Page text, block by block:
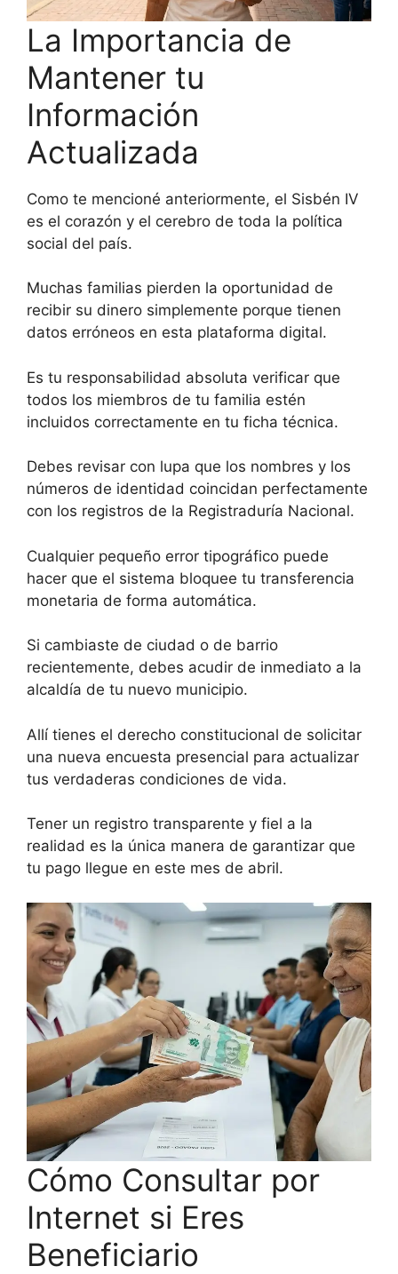
La Importancia de
Mantener tu
Información
Actualizada
Como te mencioné anteriormente, el Sisbén IV
es el corazón y el cerebro de toda la política
social del país.
Muchas familias pierden la oportunidad de
recibir su dinero simplemente porque tienen
datos erróneos en esta plataforma digital.
Es tu responsabilidad absoluta verificar que
todos los miembros de tu familia estén
incluidos correctamente en tu ficha técnica.
Debes revisar con lupa que los nombres y los
números de identidad coincidan perfectamente
con los registros de la Registraduría Nacional.
Cualquier pequeño error tipográfico puede
hacer que el sistema bloquee tu transferencia
monetaria de forma automática.
Si cambiaste de ciudad o de barrio
recientemente, debes acudir de inmediato a la
alcaldía de tu nuevo municipio.
Allí tienes el derecho constitucional de solicitar
una nueva encuesta presencial para actualizar
tus verdaderas condiciones de vida.
Tener un registro transparente y fiel a la
realidad es la única manera de garantizar que
tu pago llegue en este mes de abril.
Cómo Consultar por
Internet si Eres
Beneficiario